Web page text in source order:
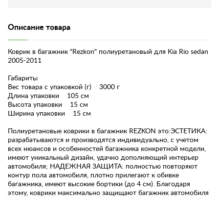
Описание товара
Коврик в багажник "Rezkon" полиуретановый для Kia Rio sedan
2005-2011
Габариты
Вес товара с упаковкой (г) 3000 г
Длина упаковки 105 см
Высота упаковки 15 см
Ширина упаковки 15 см
Полиуретановые коврики в багажник REZKON это:ЭСТЕТИКА:
разрабатываются и производятся индивидуально, с учетом
всех нюансов и особенностей багажника конкретной модели,
имеют уникальный дизайн, удачно дополняющий интерьер
автомобиля; НАДЕЖНАЯ ЗАЩИТА: полностью повторяют
контур пола автомобиля, плотно прилегают к обивке
багажника, имеют высокие бортики (до 4 см). Благодаря
этому, коврики максимально защищают багажник автомобиля